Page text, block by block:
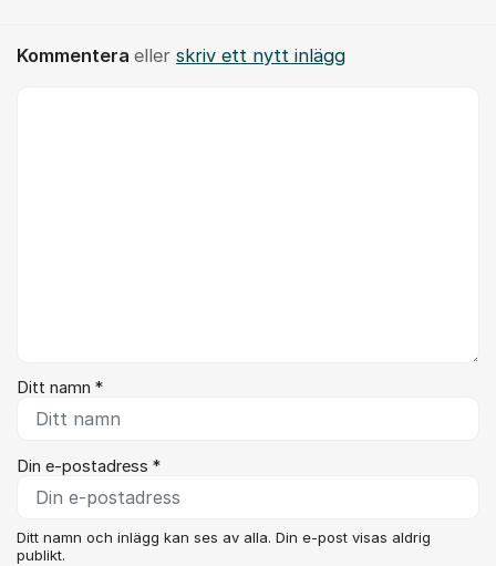
Kommentera eller skriv ett nytt inlägg
Ditt namn *
Din e-postadress *
Ditt namn och inlägg kan ses av alla. Din e-post visas aldrig
publikt.